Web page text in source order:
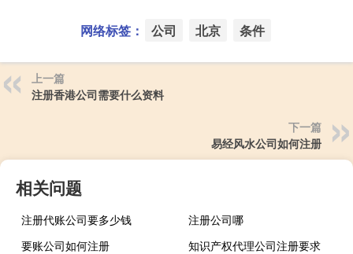
网络标签： 公司 北京 条件
上一篇
注册香港公司需要什么资料
下一篇
易经风水公司如何注册
相关问题
注册代账公司要多少钱
注册公司哪
要账公司如何注册
知识产权代理公司注册要求